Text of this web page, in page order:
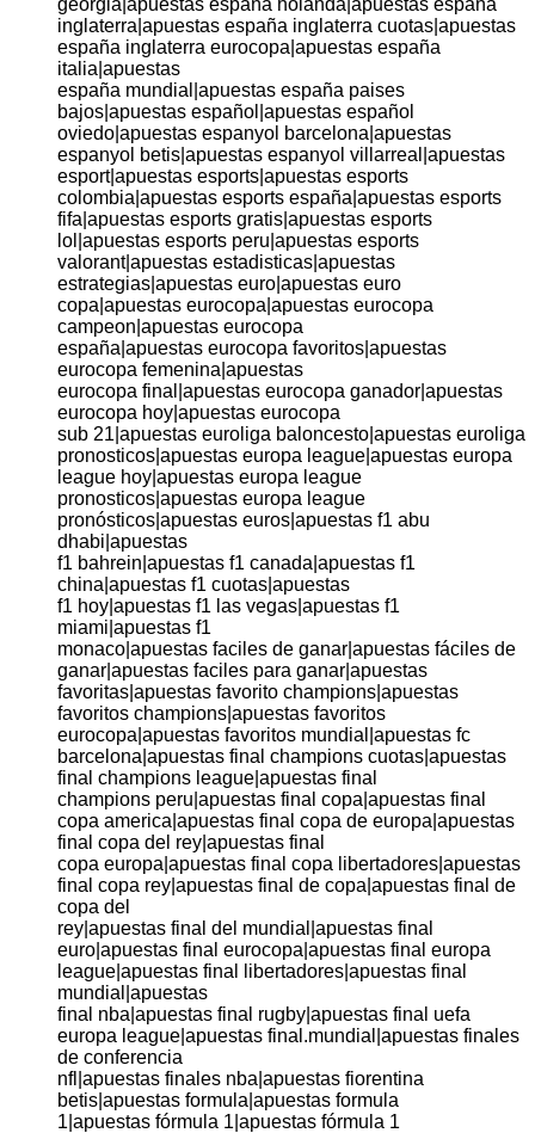
inglaterra|apuestas españa inglaterra cuotas|apuestas
españa inglaterra eurocopa|apuestas españa
italia|apuestas
españa mundial|apuestas españa paises
bajos|apuestas español|apuestas español
oviedo|apuestas espanyol barcelona|apuestas
espanyol betis|apuestas espanyol villarreal|apuestas
esport|apuestas esports|apuestas esports
colombia|apuestas esports españa|apuestas esports
fifa|apuestas esports gratis|apuestas esports
lol|apuestas esports peru|apuestas esports
valorant|apuestas estadisticas|apuestas
estrategias|apuestas euro|apuestas euro
copa|apuestas eurocopa|apuestas eurocopa
campeon|apuestas eurocopa
españa|apuestas eurocopa favoritos|apuestas
eurocopa femenina|apuestas
eurocopa final|apuestas eurocopa ganador|apuestas
eurocopa hoy|apuestas eurocopa
sub 21|apuestas euroliga baloncesto|apuestas euroliga
pronosticos|apuestas europa league|apuestas europa
league hoy|apuestas europa league
pronosticos|apuestas europa league
pronósticos|apuestas euros|apuestas f1 abu
dhabi|apuestas
f1 bahrein|apuestas f1 canada|apuestas f1
china|apuestas f1 cuotas|apuestas
f1 hoy|apuestas f1 las vegas|apuestas f1
miami|apuestas f1
monaco|apuestas faciles de ganar|apuestas fáciles de
ganar|apuestas faciles para ganar|apuestas
favoritas|apuestas favorito champions|apuestas
favoritos champions|apuestas favoritos
eurocopa|apuestas favoritos mundial|apuestas fc
barcelona|apuestas final champions cuotas|apuestas
final champions league|apuestas final
champions peru|apuestas final copa|apuestas final
copa america|apuestas final copa de europa|apuestas
final copa del rey|apuestas final
copa europa|apuestas final copa libertadores|apuestas
final copa rey|apuestas final de copa|apuestas final de
copa del
rey|apuestas final del mundial|apuestas final
euro|apuestas final eurocopa|apuestas final europa
league|apuestas final libertadores|apuestas final
mundial|apuestas
final nba|apuestas final rugby|apuestas final uefa
europa league|apuestas final.mundial|apuestas finales
de conferencia
nfl|apuestas finales nba|apuestas fiorentina
betis|apuestas formula|apuestas formula
1|apuestas fórmula 1|apuestas fórmula 1